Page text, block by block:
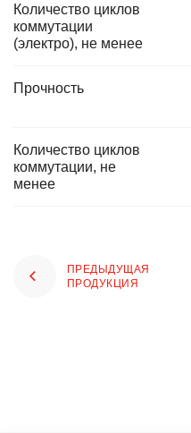
Количество циклов
коммутации
(электро), не менее
Прочность
Количество циклов
коммутации, не
менее
ПРЕДЫДУЩАЯ
ПРОДУКЦИЯ